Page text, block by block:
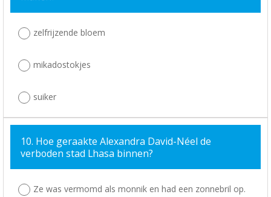
zelfrijzende bloem
mikadostokjes
suiker
10. Hoe geraakte Alexandra David-Néel de
verboden stad Lhasa binnen?
Ze was vermomd als monnik en had een zonnebril op.